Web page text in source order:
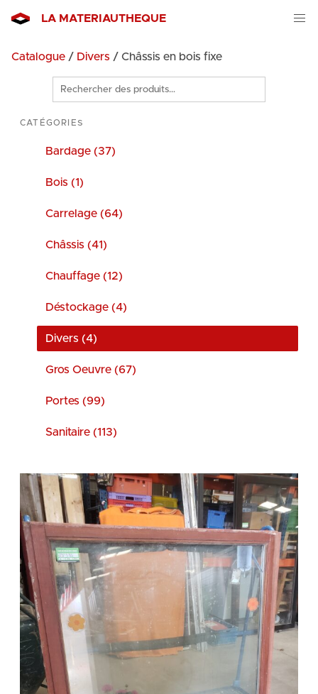
LA MATERIAUTHEQUE
Catalogue / Divers / Châssis en bois fixe
Rechercher
des
produits
CATÉGORIES
Bardage (37)
Bois (1)
Carrelage (64)
Châssis (41)
Chauffage (12)
Déstockage (4)
Divers (4)
Gros Oeuvre (67)
Portes (99)
Sanitaire (113)